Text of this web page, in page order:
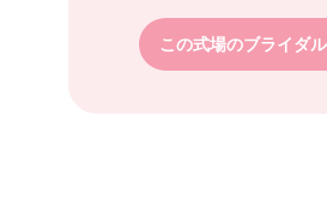
この式場のブライダ